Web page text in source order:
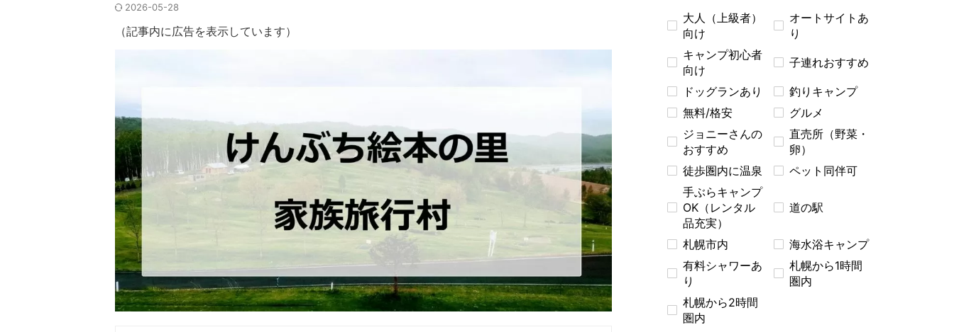
2026-05-28
（記事内に広告を表示しています）
大人（上級者）
向け
オートサイトあ
り
キャンプ初心者
向け
子連れおすすめ
ドッグランあり
釣りキャンプ
無料/格安
グルメ
ジョニーさんの
おすすめ
直売所（野菜・
卵）
徒歩圏内に温泉
ペット同伴可
手ぶらキャンプ
OK（レンタル
品充実）
道の駅
札幌市内
海水浴キャンプ
有料シャワーあ
り
札幌から1時間
圏内
札幌から2時間
圏内